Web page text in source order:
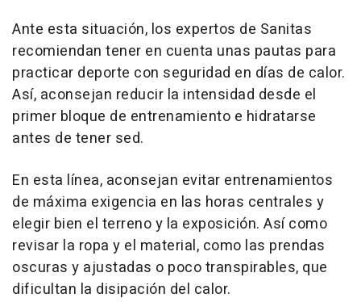
Ante esta situación, los expertos de Sanitas
recomiendan tener en cuenta unas pautas para
practicar deporte con seguridad en días de calor.
Así, aconsejan reducir la intensidad desde el
primer bloque de entrenamiento e hidratarse
antes de tener sed.
En esta línea, aconsejan evitar entrenamientos
de máxima exigencia en las horas centrales y
elegir bien el terreno y la exposición. Así como
revisar la ropa y el material, como las prendas
oscuras y ajustadas o poco transpirables, que
dificultan la disipación del calor.